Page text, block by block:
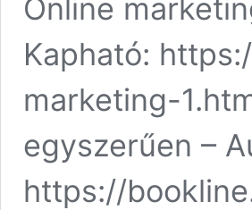
Online
Kapható:
marketing-
egyszerűen –
https://